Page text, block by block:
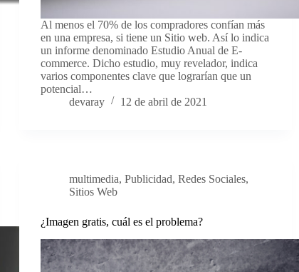
Al menos el 70% de los compradores confían más
en una empresa, si tiene un Sitio web. Así lo indica
un informe denominado Estudio Anual de E-
commerce. Dicho estudio, muy revelador, indica
varios componentes clave que lograrían que un
potencial…
devaray
12 de abril de 2021
multimedia,Publicidad,Redes Sociales,
Sitios Web
¿Imagen gratis, cuál es el problema?